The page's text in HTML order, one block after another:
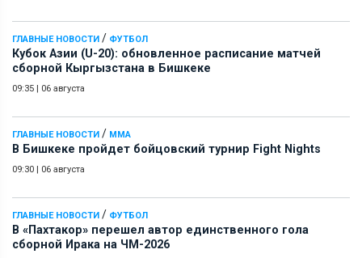
ГЛАВНЫЕ НОВОСТИ / ФУТБОЛ
Кубок Азии (U-20): обновленное расписание матчей
сборной Кыргызстана в Бишкеке
09:35 | 06 августа
ГЛАВНЫЕ НОВОСТИ / ММА
В Бишкеке пройдет бойцовский турнир Fight Nights
09:30 | 06 августа
ГЛАВНЫЕ НОВОСТИ / ФУТБОЛ
В «Пахтакор» перешел автор единственного гола
сборной Ирака на ЧМ-2026